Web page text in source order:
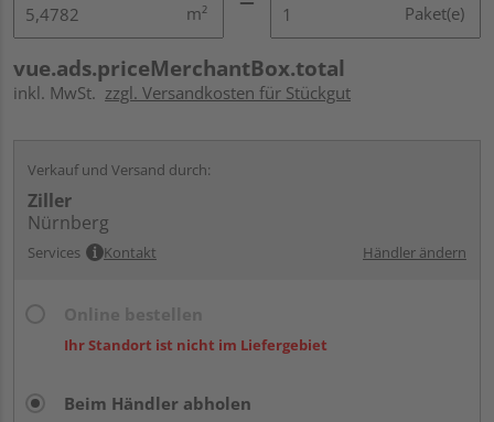
m² Paket(e)
vue.ads.priceMerchantBox.total
inkl. MwSt. zzgl. Versandkosten für Stückgut
Verkauf und Versand durch:
Ziller
Nürnberg
Services Kontakt Händler ändern
Ihr Standort ist nicht im Liefergebiet
Beim Händler abholen